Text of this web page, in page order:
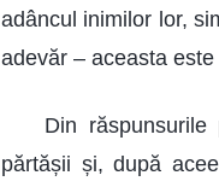
adâncul inimilor lor,
adevăr – aceasta
Din
părtășii și, după